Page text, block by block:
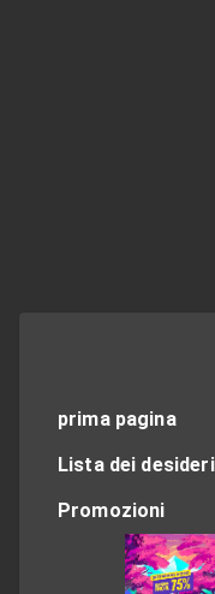
prima pagina
Lista dei desideri
Promozioni